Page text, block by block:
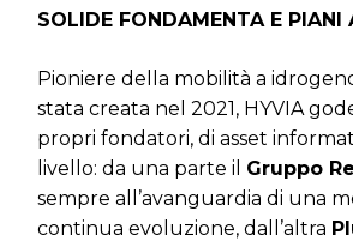
SOLIDE FONDAMENTA E PIANI
Pioniere della mobilità a
stata creata nel 2021, HYVIA
propri fondatori, di asset
livello: da una parte il Gruppo
sempre all’avanguardia di una
continua evoluzione, dall’altra